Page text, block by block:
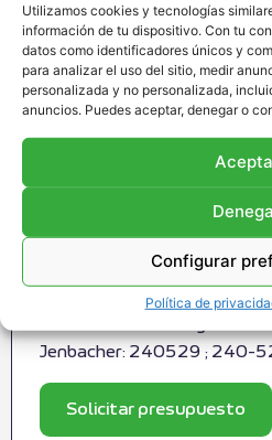
Utilizamos cookies y tecnologías
información de tu dispositivo. Con tu
datos como identificadores únicos y
para analizar el uso del sitio, medir
personalizada y no personalizada,
anuncios. Puedes aceptar, denegar o
Configurar
Política de
Filtro Jenbacher
Filtro Jenbacher RS-240529
Jenbacher: 240529 ; 240-
Solicitar presupuesto